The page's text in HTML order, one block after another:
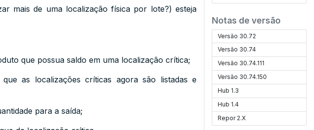
mais de uma localização física por lote?) esteja
que possua saldo em uma localização crítica;
as localizações críticas agora são listadas e
para a saída;
Notas de versão
Versão 30.72
Versão 30.74
Versão 30.74.111
Versão 30.74.150
Hub 1.3
Hub 1.4
Repor 2.X